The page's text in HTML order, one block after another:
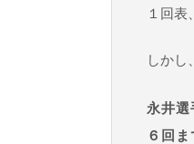
１回
しかし
永井
６回